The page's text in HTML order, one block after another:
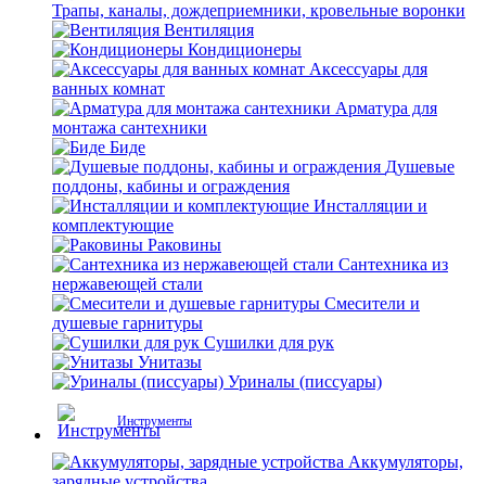
Трапы, каналы, дождеприемники, кровельные воронки
Вентиляция
Кондиционеры
Аксессуары для
ванных комнат
Арматура для
монтажа сантехники
Биде
Душевые
поддоны, кабины и ограждения
Инсталляции и
комплектующие
Раковины
Сантехника из
нержавеющей стали
Смесители и
душевые гарнитуры
Сушилки для рук
Унитазы
Уриналы (писсуары)
Инструменты
Аккумуляторы,